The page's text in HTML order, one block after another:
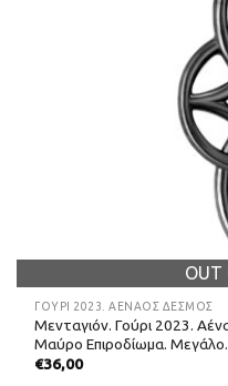
OUT
ΓΟΎΡΙ 2023. ΑΈΝΑΟΣ ΔΕΣΜΌΣ
Μενταγιόν. Γούρι 2023.
Μαύρο Επιροδίωμα. Μεγάλο.
€36,00